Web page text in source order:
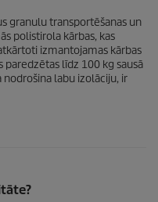
granulu transportēšanas un
polistirola kārbas, kas
izmantojamas kārbas
paredzētas līdz 100 kg sausā
labu izolāciju, ir